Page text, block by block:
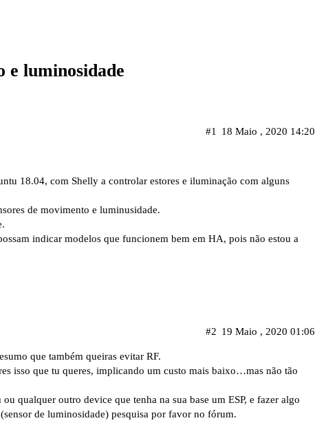
e luminosidade
18 Maio , 2020 14:20
#1
18.04, com Shelly a controlar estores e iluminação com alguns
de movimento e luminusidade.
indicar modelos que funcionem bem em HA, pois não estou a
19 Maio , 2020 01:06
#2
que também queiras evitar RF.
isso que tu queres, implicando um custo mais baixo…mas não tão
qualquer outro device que tenha na sua base um ESP, e fazer algo
de luminosidade) pesquisa por favor no fórum.